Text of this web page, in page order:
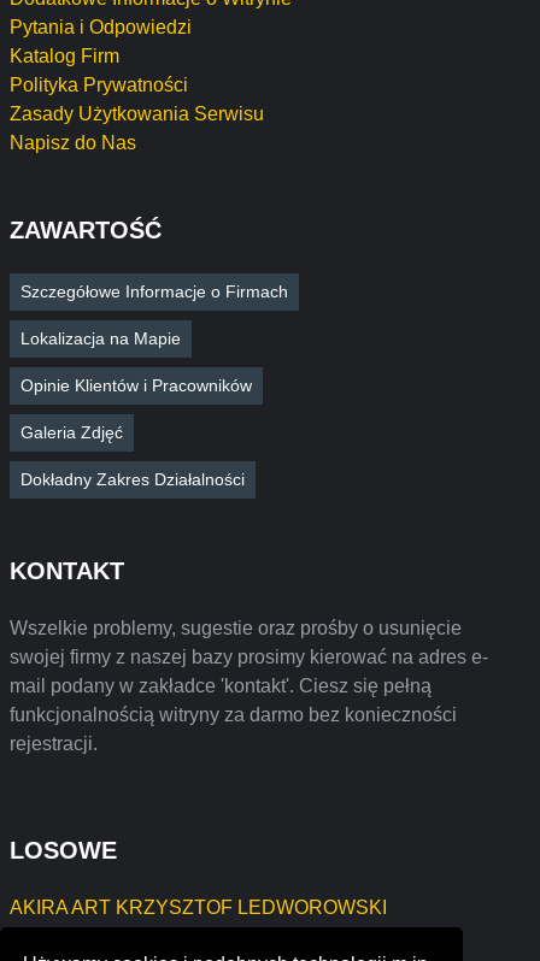
Pytania i Odpowiedzi
Katalog Firm
Polityka Prywatności
Zasady Użytkowania Serwisu
Napisz do Nas
ZAWARTOŚĆ
Szczegółowe Informacje o Firmach
Lokalizacja na Mapie
Opinie Klientów i Pracowników
Galeria Zdjęć
Dokładny Zakres Działalności
KONTAKT
Wszelkie problemy, sugestie oraz prośby o usunięcie
swojej firmy z naszej bazy prosimy kierować na adres e-
mail podany w zakładce 'kontakt'. Ciesz się pełną
funkcjonalnością witryny za darmo bez konieczności
rejestracji.
LOSOWE
AKIRA ART KRZYSZTOF LEDWOROWSKI